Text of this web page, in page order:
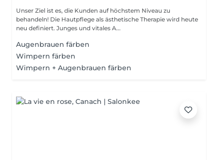
Unser Ziel ist es, die Kunden auf höchstem Niveau zu
behandeln! Die Hautpflege als ästhetische Therapie wird heute
neu definiert. Junges und vitales A...
Augenbrauen färben
Wimpern färben
Wimpern + Augenbrauen färben